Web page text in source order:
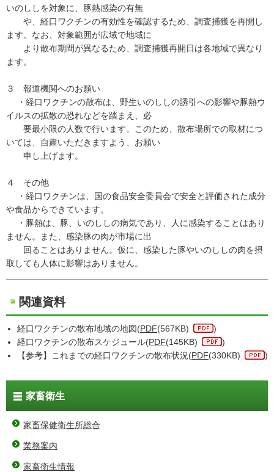
いのししを対象に、豚熱感染の有無
や、経口ワクチンの有効性を確認するため、調査捕獲を再開し
ます。なお、対象範囲が広域で地域に
より散布期間が異なるため、調査捕獲再開日は各地域で異なり
ます。
３ 報道機関へのお願い
・経口ワクチンの散布は、野生いのししの誘引への影響や豚熱ウ
イルスの拡散の恐れなどを踏まえ、必
要最小限の人数で行います。このため、散布場所での取材につ
いては、自粛いただきますよう、お願い
申し上げます。
４ その他
・経口ワクチンは、国の食品安全委員会で安全と評価された成分
や食品からできています。
・豚熱は、豚、いのししの病気であり、人に感染することはあり
ません。また、感染豚の肉が市場に出
回ることはありません。仮に、感染した豚やいのししの肉を摂
取しても人体に影響はありません。
関連資料
経口ワクチンの散布地域の地図(PDF(567KB)
)
経口ワクチンの散布スケジュール(PDF(145KB)
)
【参考】これまでの経口ワクチンの散布状況(PDF(330KB) )
家畜衛生
家畜保健衛生所総合
業務案内
家畜衛生情報